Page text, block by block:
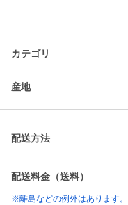
カテゴリ
産地
配送方法
配送料金（送料）
※離島などの例外はあります